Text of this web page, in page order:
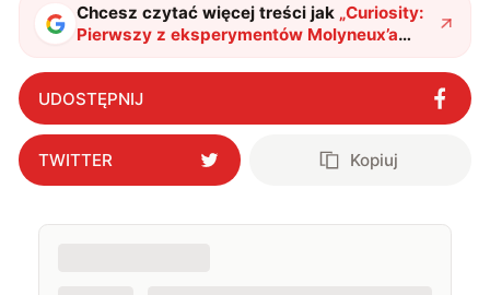
Chcesz czytać więcej treści jak „Curiosity:
Pierwszy z eksperymentów Molyneux’a
dobiegł końca"?
UDOSTĘPNIJ
TWITTER Kopiuj